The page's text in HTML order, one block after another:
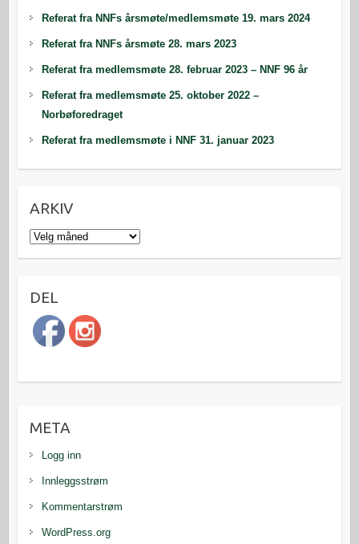
Referat fra NNFs årsmøte/medlemsmøte 19. mars 2024
Referat fra NNFs årsmøte 28. mars 2023
Referat fra medlemsmøte 28. februar 2023 – NNF 96 år
Referat fra medlemsmøte 25. oktober 2022 –
Norbøforedraget
Referat fra medlemsmøte i NNF 31. januar 2023
ARKIV
Arkiv
DEL
META
Logg inn
Innleggsstrøm
Kommentarstrøm
WordPress.org